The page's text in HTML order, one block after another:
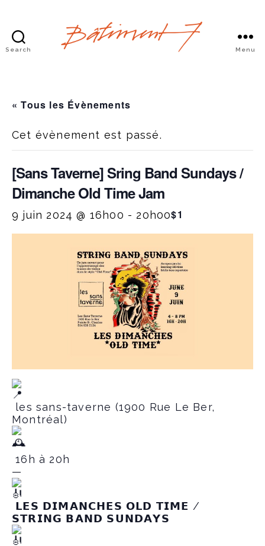
Search Menu
« Tous les Évènements
Cet évènement est passé.
[Sans Taverne] Sring Band Sundays /
Dimanche Old Time Jam
9 juin 2024 @ 16h00 - 20h00$1
les sans-taverne (1900 Rue Le Ber,
Montréal)
16h à 20h
—
𝗟𝗘𝗦 𝗗𝗜𝗠𝗔𝗡𝗖𝗛𝗘𝗦 𝗢𝗟𝗗 𝗧𝗜𝗠𝗘 /
𝗦𝗧𝗥𝗜𝗡𝗚 𝗕𝗔𝗡𝗗 𝗦𝗨𝗡𝗗𝗔𝗬𝗦